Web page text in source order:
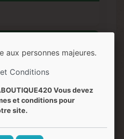
fruité, bonbons acidulés,
aux personnes majeures.
Conditions
Vous devez
et conditions pour
site.